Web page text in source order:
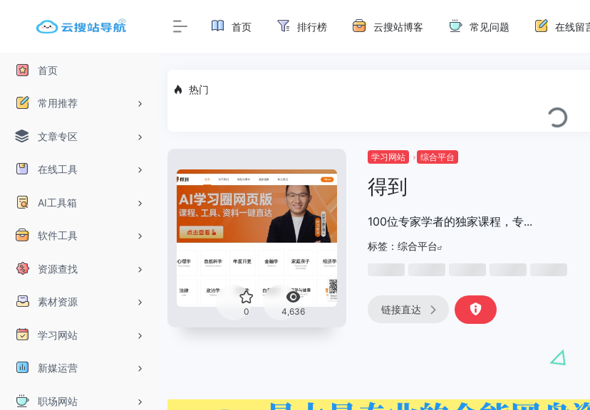
首页
常用推荐
文章专区
在线工具
AI工具箱
软件工具
资源查找
素材资源
学习网站
新媒运营
职场网站
首页 排行榜 云搜站博客 常见问题 在线留
热门
0 4,636
学习网站 综合平台
得到
100位专家学者的独家课程，专...
标签： 综合平台
链接直达